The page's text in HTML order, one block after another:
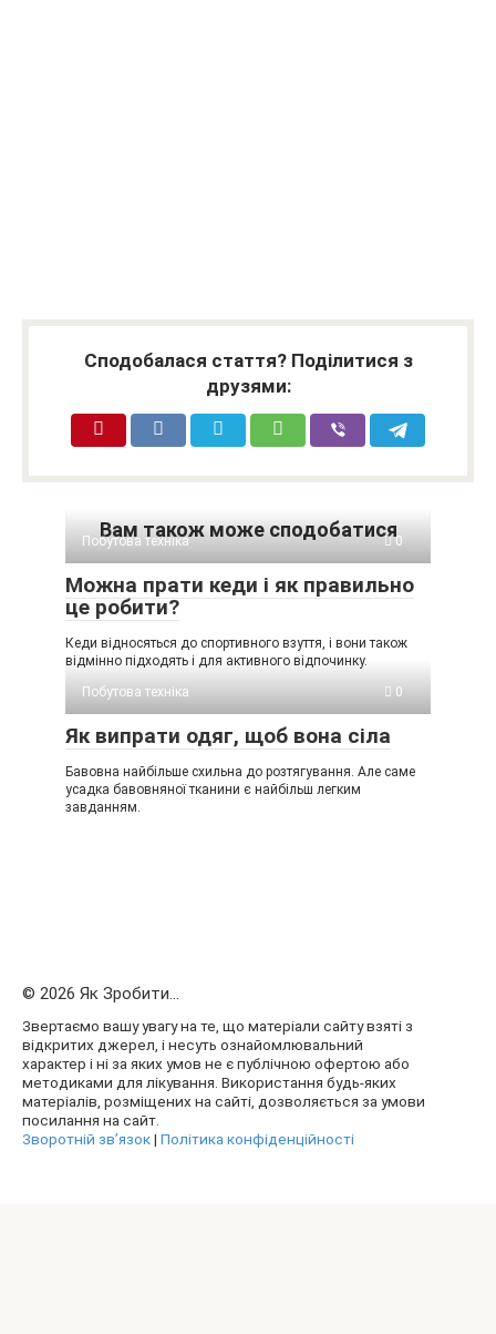
Сподобалася стаття? Поділитися з
друзями:
Вам також може сподобатися
Побутова техніка 0
Можна прати кеди і як правильно
це робити?
Кеди відносяться до спортивного взуття, і вони також
відмінно підходять і для активного відпочинку.
Побутова техніка
0
Як випрати одяг, щоб вона сіла
Бавовна найбільше схильна до розтягування. Але саме
усадка бавовняної тканини є найбільш легким
завданням.
© 2026 Як Зробити...
Звертаємо вашу увагу на те, що матеріали сайту взяті з
відкритих джерел, і несуть ознайомлювальний
характер і ні за яких умов не є публічною офертою або
методиками для лікування. Використання будь-яких
матеріалів, розміщених на сайті, дозволяється за умови
посилання на сайт.
Зворотній зв’язок| Політика конфіденційності